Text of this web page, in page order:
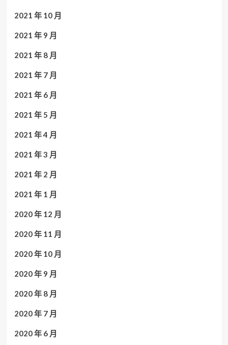
2021 年 10 月
2021 年 9 月
2021 年 8 月
2021 年 7 月
2021 年 6 月
2021 年 5 月
2021 年 4 月
2021 年 3 月
2021 年 2 月
2021 年 1 月
2020 年 12 月
2020 年 11 月
2020 年 10 月
2020 年 9 月
2020 年 8 月
2020 年 7 月
2020 年 6 月